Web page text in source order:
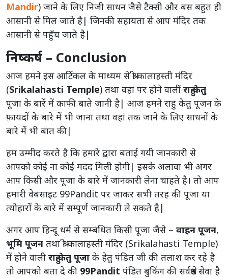
Mandir) जाने के लिए निजी साधन जैसे टैक्सी और बस बहुत ही
आसानी से मिल जाते है| जिनकी सहायता से आप मंदिर तक
आसानी से पहुँच जाते है|
निष्कर्ष – Conclusion
आज हमने इस आर्टिकल के माध्यम सेश्री कालाहस्ती मंदिर
(Srikalahasti Temple) तथा वहां पर होने वालीं राहु केतु
पूजा के बारें में काफी बाते जानी है| आज हमने राहु केतु पूजन के
फ़ायदों के बारे में भी जाना तथा वहां तक जाने के लिए साधनों के
बारे में भी बात की|
हम उम्मीद करते है कि हमारे द्वारा बताई गयी जानकारी से
आपको कोई ना कोई मदद मिली होगी| इसके अलावा भी अगर
आप किसी और पूजा के बारे में जानकारी लेना चाहते है। तो आप
हमारी वेबसाइट 99Pandit पर जाकर सभी तरह की पूजा या
त्योहारों के बारे में सम्पूर्ण जानकारी ले सकते है|
अगर आप हिन्दू धर्म से सम्बंधित किसी पूजा जैसे – वाहन पूजन,
भूमि पूजन तथाश्री कालाहस्ती मंदिर (Srikalahasti Temple)
में होने वाली राहु केतु पूजा के हेतु पंडित जी की तलाश कर रहे है
तो आपको बता दे की 99Pandit पंडित बुकिंग की सर्वश्रेष्ठ सेवा है